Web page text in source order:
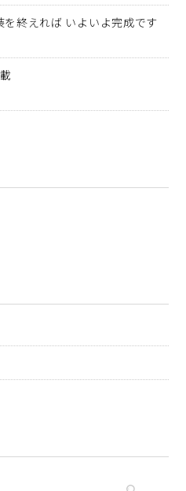
終えれば いよいよ完成です